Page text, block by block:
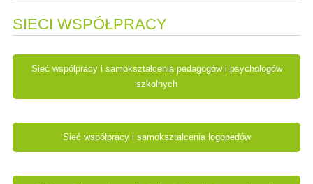
SIECI WSPÓŁPRACY
Sieć współpracy i samokształcenia pedagogów i psychologów
szkolnych
Sieć współpracy i samokształcenia logopedów